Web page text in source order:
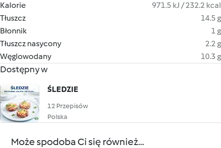
Kalorie
971.5 kJ / 232.2 kcal
Tłuszcz
14.5 g
Błonnik
1 g
Tłuszcz nasycony
2.2 g
Węglowodany
10.3 g
Dostępny w
ŚLEDZIE
12 Przepisów
Polska
Może spodoba Ci się również...